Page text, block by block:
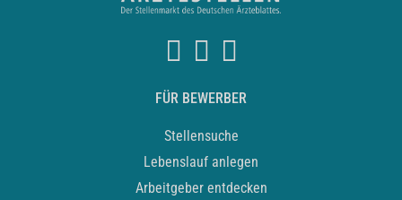
FÜR BEWERBER
Stellensuche
Lebenslauf anlegen
Arbeitgeber entdecken